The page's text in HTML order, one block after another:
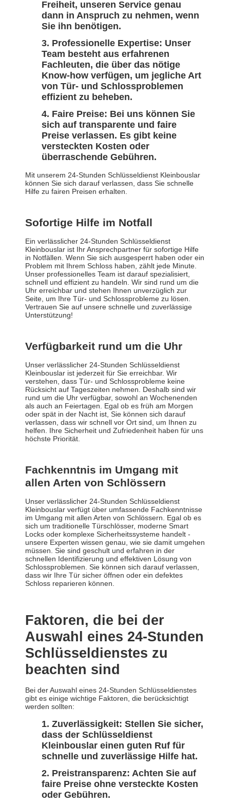
Freiheit, unseren Service genau
dann in Anspruch zu nehmen, wenn
Sie ihn benötigen.
Professionelle Expertise: Unser
Team besteht aus erfahrenen
Fachleuten, die über das nötige
Know-how verfügen, um jegliche Art
von Tür- und Schlossproblemen
effizient zu beheben.
Faire Preise: Bei uns können Sie
sich auf transparente und faire
Preise verlassen. Es gibt keine
versteckten Kosten oder
überraschende Gebühren.
Mit unserem 24-Stunden Schlüsseldienst Kleinbouslar
können Sie sich darauf verlassen, dass Sie schnelle
Hilfe zu fairen Preisen erhalten.
Sofortige Hilfe im Notfall
Ein verlässlicher 24-Stunden Schlüsseldienst
Kleinbouslar ist Ihr Ansprechpartner für sofortige Hilfe
in Notfällen. Wenn Sie sich ausgesperrt haben oder ein
Problem mit Ihrem Schloss haben, zählt jede Minute.
Unser professionelles Team ist darauf spezialisiert,
schnell und effizient zu handeln. Wir sind rund um die
Uhr erreichbar und stehen Ihnen unverzüglich zur
Seite, um Ihre Tür- und Schlossprobleme zu lösen.
Vertrauen Sie auf unsere schnelle und zuverlässige
Unterstützung!
Verfügbarkeit rund um die Uhr
Unser verlässlicher 24-Stunden Schlüsseldienst
Kleinbouslar ist jederzeit für Sie erreichbar. Wir
verstehen, dass Tür- und Schlossprobleme keine
Rücksicht auf Tageszeiten nehmen. Deshalb sind wir
rund um die Uhr verfügbar, sowohl an Wochenenden
als auch an Feiertagen. Egal ob es früh am Morgen
oder spät in der Nacht ist, Sie können sich darauf
verlassen, dass wir schnell vor Ort sind, um Ihnen zu
helfen. Ihre Sicherheit und Zufriedenheit haben für uns
höchste Priorität.
Fachkenntnis im Umgang mit
allen Arten von Schlössern
Unser verlässlicher 24-Stunden Schlüsseldienst
Kleinbouslar verfügt über umfassende Fachkenntnisse
im Umgang mit allen Arten von Schlössern. Egal ob es
sich um traditionelle Türschlösser, moderne Smart
Locks oder komplexe Sicherheitssysteme handelt -
unsere Experten wissen genau, wie sie damit umgehen
müssen. Sie sind geschult und erfahren in der
schnellen Identifizierung und effektiven Lösung von
Schlossproblemen. Sie können sich darauf verlassen,
dass wir Ihre Tür sicher öffnen oder ein defektes
Schloss reparieren können.
Faktoren, die bei der
Auswahl eines 24-Stunden
Schlüsseldienstes zu
beachten sind
Bei der Auswahl eines 24-Stunden Schlüsseldienstes
gibt es einige wichtige Faktoren, die berücksichtigt
werden sollten:
Zuverlässigkeit: Stellen Sie sicher,
dass der Schlüsseldienst
Kleinbouslar einen guten Ruf für
schnelle und zuverlässige Hilfe hat.
Preistransparenz: Achten Sie auf
faire Preise ohne versteckte Kosten
oder Gebühren.